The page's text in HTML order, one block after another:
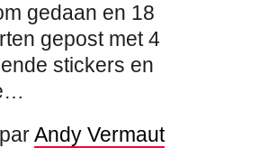
gedaan en 18
gepost met 4
stickers en
Andy Vermaut